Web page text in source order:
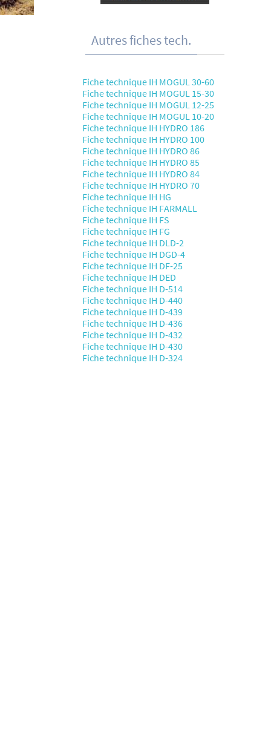
Autres fiches tech.
Fiche technique IH MOGUL 30-60
Fiche technique IH MOGUL 15-30
Fiche technique IH MOGUL 12-25
Fiche technique IH MOGUL 10-20
Fiche technique IH HYDRO 186
Fiche technique IH HYDRO 100
Fiche technique IH HYDRO 86
Fiche technique IH HYDRO 85
Fiche technique IH HYDRO 84
Fiche technique IH HYDRO 70
Fiche technique IH HG
Fiche technique IH FARMALL
Fiche technique IH FS
Fiche technique IH FG
Fiche technique IH DLD-2
Fiche technique IH DGD-4
Fiche technique IH DF-25
Fiche technique IH DED
Fiche technique IH D-514
Fiche technique IH D-440
Fiche technique IH D-439
Fiche technique IH D-436
Fiche technique IH D-432
Fiche technique IH D-430
Fiche technique IH D-324